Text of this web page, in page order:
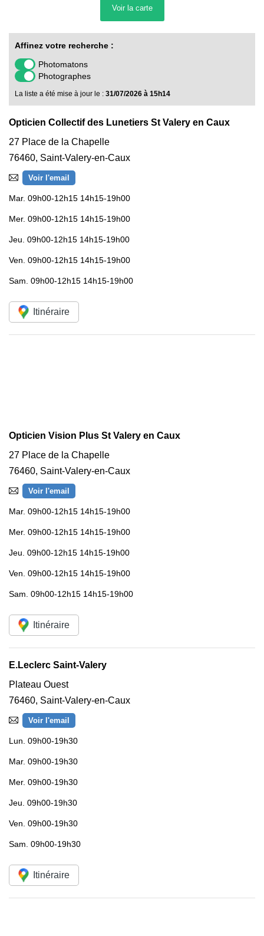
Voir la carte
Affinez votre recherche :
Photomatons
Photographes
La liste a été mise à jour le : 31/07/2026 à 15h14
Opticien Collectif des Lunetiers St Valery en Caux
27 Place de la Chapelle
76460, Saint-Valery-en-Caux
Voir l'email
Mar. 09h00-12h15 14h15-19h00
Mer. 09h00-12h15 14h15-19h00
Jeu. 09h00-12h15 14h15-19h00
Ven. 09h00-12h15 14h15-19h00
Sam. 09h00-12h15 14h15-19h00
Itinéraire
Opticien Vision Plus St Valery en Caux
27 Place de la Chapelle
76460, Saint-Valery-en-Caux
Voir l'email
Mar. 09h00-12h15 14h15-19h00
Mer. 09h00-12h15 14h15-19h00
Jeu. 09h00-12h15 14h15-19h00
Ven. 09h00-12h15 14h15-19h00
Sam. 09h00-12h15 14h15-19h00
Itinéraire
E.Leclerc Saint-Valery
Plateau Ouest
76460, Saint-Valery-en-Caux
Voir l'email
Lun. 09h00-19h30
Mar. 09h00-19h30
Mer. 09h00-19h30
Jeu. 09h00-19h30
Ven. 09h00-19h30
Sam. 09h00-19h30
Itinéraire